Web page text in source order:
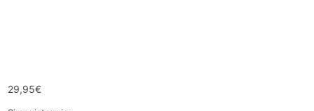
29,95€